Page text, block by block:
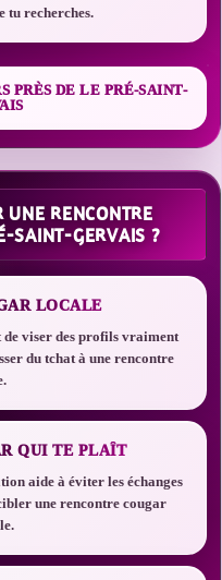
tu recherches.
PRÈS DE LE PRÉ-SAINT-
UNE RENCONTRE
SAINT-GERVAIS ?
LOCALE
viser des profils vraiment
du tchat à une rencontre
QUI TE PLAÎT
aide à éviter les échanges
une rencontre cougar